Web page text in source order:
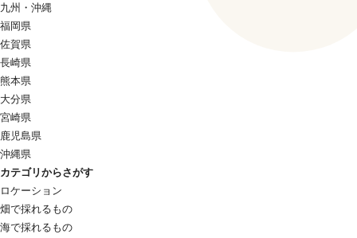
九州・沖縄
福岡県
佐賀県
長崎県
熊本県
大分県
宮崎県
鹿児島県
沖縄県
カテゴリからさがす
ロケーション
畑で採れるもの
海で採れるもの